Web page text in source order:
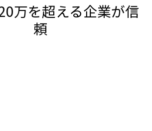
万を超える企業が信
頼